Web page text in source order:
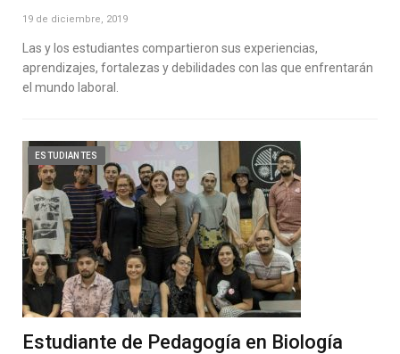
19 de diciembre, 2019
Las y los estudiantes compartieron sus experiencias,
aprendizajes, fortalezas y debilidades con las que enfrentarán
el mundo laboral.
ESTUDIANTES
Estudiante de Pedagogía en Biología